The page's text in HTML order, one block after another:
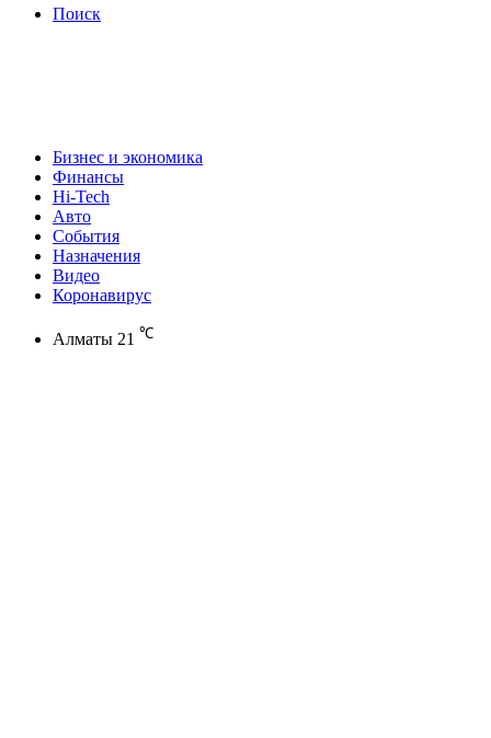
Поиск
Бизнес и экономика
Финансы
Hi-Tech
Авто
События
Назначения
Видео
Коронавирус
Алматы 21 ℃